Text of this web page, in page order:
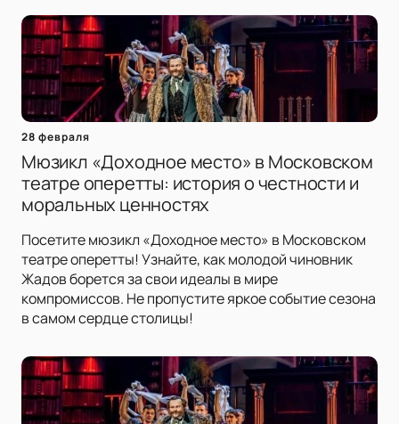
28 февраля
Мюзикл «Доходное место» в Московском
театре оперетты: история о честности и
моральных ценностях
Посетите мюзикл «Доходное место» в Московском
театре оперетты! Узнайте, как молодой чиновник
Жадов борется за свои идеалы в мире
компромиссов. Не пропустите яркое событие сезона
в самом сердце столицы!